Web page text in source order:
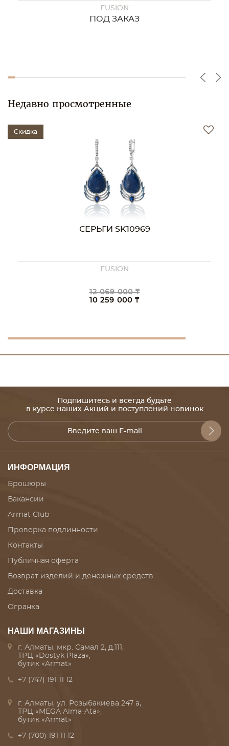
Недавно просмотренные
Скидка
СЕРЬГИ SK10969
FUSION
12 069 000 ₸
10 259 000 ₸
Подпишитесь и всегда будьте
в курсе наших Акций и поступлений новинок
ИНФОРМАЦИЯ
Брошюры
Вакансии
Armat Club
Проверка подлинности
Контакты
Публичная оферта
Возврат изделий и денежных средств
Доставка
Огранка
НАШИ МАГАЗИНЫ
г. Алматы, мкр. Самал 2, д.111,
ТРЦ «Dostyk Plaza»,
бутик «Armat»
+7 (747) 191 11 12
г. Алматы, ул. Розыбакиева 247 а,
ТРЦ «MEGA Alma-Ata»,
бутик «Armat»
+7 (700) 191 11 12